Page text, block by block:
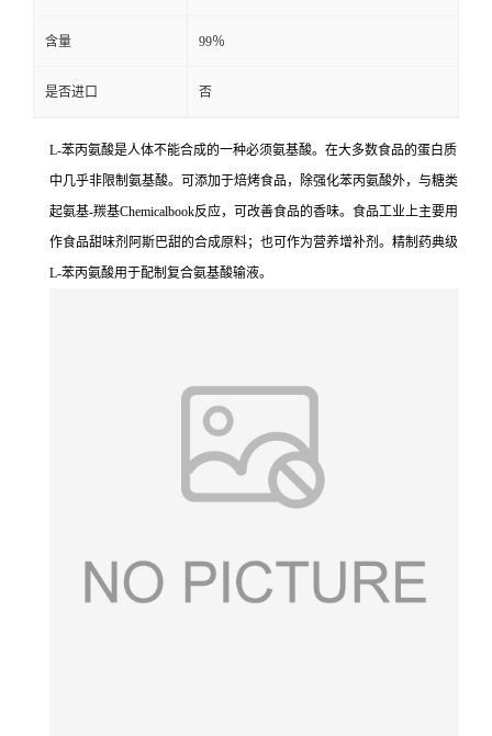
含量 99％
是否进口 否
L-苯丙氨酸是人体不能合成的一种必须氨基酸。在大多数食品的蛋白质
中几乎非限制氨基酸。可添加于焙烤食品，除强化苯丙氨酸外，与糖类
起氨基-羰基Chemicalbook反应，可改善食品的香味。食品工业上主要用
作食品甜味剂阿斯巴甜的合成原料；也可作为营养增补剂。精制药典级
L-苯丙氨酸用于配制复合氨基酸输液。